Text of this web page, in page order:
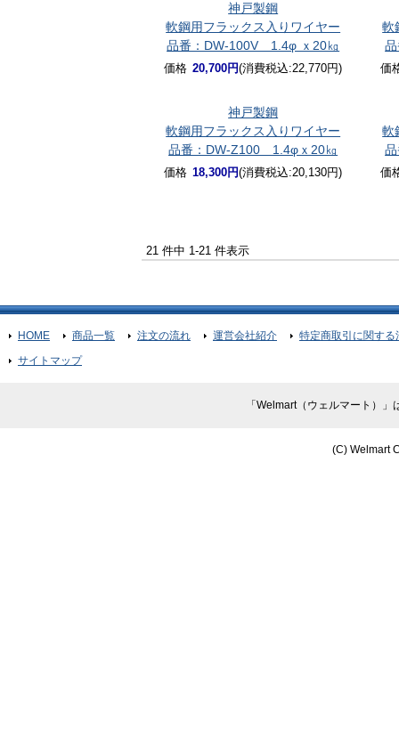
神戸製鋼
軟鋼用フラックス入りワイヤー
品番：DW-100V 1.4φ ｘ20㎏
価格 20,700円(消費税込:22,770円)
軟
価
神戸製鋼
軟鋼用フラックス入りワイヤー
品番：DW-Z100 1.4φｘ20㎏
価格 18,300円(消費税込:20,130円)
軟
価
21 件中 1-21 件表示
HOME 商品一覧 注文の流れ 運営会社紹介
特定商取引に関す
サイトマップ
「Welmart（ウェルマート）
(C) Welmart